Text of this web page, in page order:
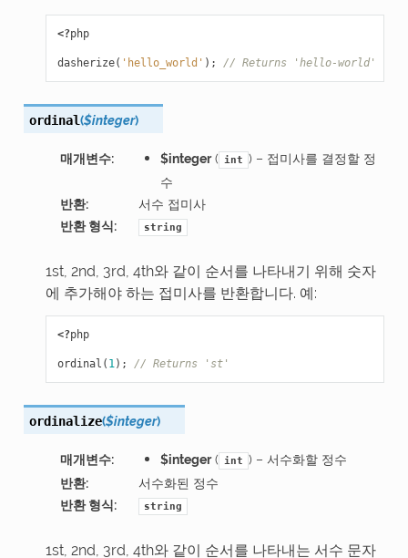
<?php
dasherize( 'hello_world' ); // Returns 'hello-world'
ordinal($integer)
매개변수: $integer( int ) – 접미사를 결정할 정
수
반환:
서수 접미사
반환 형식: string
1st, 2nd, 3rd, 4th와 같이 순서를 나타내기 위해 숫자
에 추가해야 하는 접미사를 반환합니다. 예:
<?php
ordinal ( 1); // Returns 'st'
ordinalize($integer)
매개변수: $integer( int ) – 서수화할 정수
반환:
서수화된 정수
반환 형식: string
1st, 2nd, 3rd, 4th와 같이 순서를 나타내는 서수 문자